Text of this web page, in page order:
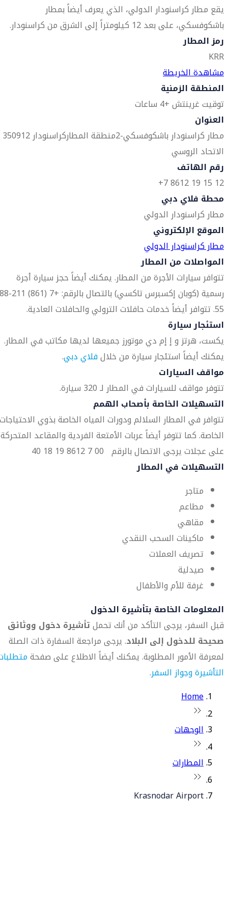
يقع مطار كراسنودار الدولي، الذي يعرف أيضاً بمطار
باشكوفسكي، على بعد 12 كيلومتراً إلى الشرق من كراسنودار.
رمز المطار
KRR
مشاهدة الخريطة
المنطقة الزمنية
توقيت غرينتش +4 ساعات
العنوان
مطار كراسنودار باشكوفسكي-2 منطقة المطاركراسنودار 350912
الاتحاد الروسي
رقم الهاتف
12 15 19 8612 7+
محطة فلاي دبي
مطار كراسنودار الدولي
الموقع الإلكتروني
مطار كراسنودار الدولي
المواصلات من المطار
تتوافر سيارات الأجرة من المطار. يمكنك أيضاً حجز سيارة أجرة
55. تتوافر أيضاً خدمات حافلات الترولي والحافلات العادية.
استئجار سيارة
يكست، هرتز و إ إم دي موتورز جميعها لديها مكاتب في المطار.
يمكنك أيضاً استئجار سيارة من خلالفلاي دبي.
مواقف السيارات
تتوفر مواقف للسيارات في المطار لـ 320 سيارة.
التسهيلات الخاصة بأصحاب الهمم
تتوافر في المطار السلالم ودورات المياه الخاصة بذوي الاحتياجات
الخاصة. كما تتوفر أيضاً عربات الأمتعة الفردية والمقاعد المتحركة
على عجلات يرجى الاتصال بالرقم 00 7 8612 19 18 40
التسهيلات في المطار
متاجر
مطاعم
مقاهي
ماكينات السحب النقدي
تصريف العملات
صيدلية
غرفة للأم والأطفال
المعلومات الخاصة بتأشيرة الدخول
قبل السفر، يرجى التأكد من أنك تحملتأشيرة دخول ووثائق
صحيحة للدخول إلى البلاد. يرجى مراجعة السفارة ذات الصلة
لمعرفة الأمور المطلوبة. يمكنك أيضاً الاطلاع على صفحة
التأشيرة وجواز السفر.
Home
الوجهات
المطارات
Krasnodar Airport